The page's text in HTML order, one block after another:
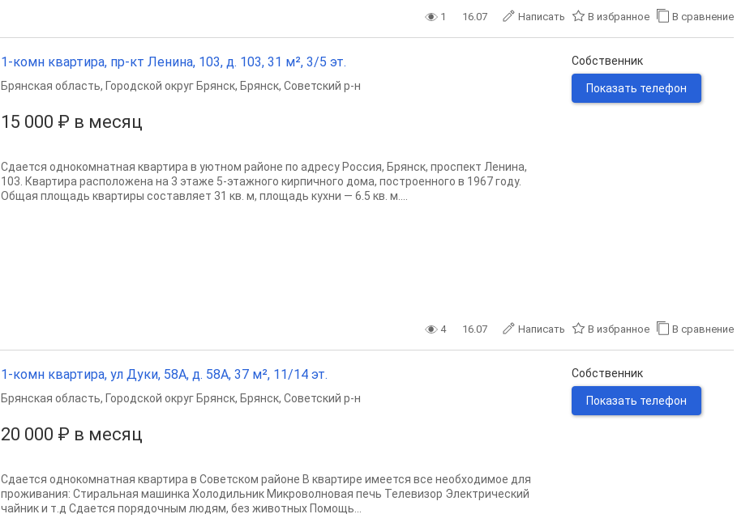
1 16.07 Написать В избранное В сравнение
1-комн квартира, пр-кт Ленина, 103, д. 103, 31 м², 3/5 эт.
15 000 ₽ в месяц
Брянская область, Городской округ Брянск, Брянск, Советский р-н
Сдается однокомнатная квартира в уютном районе по адресу Россия, Брянск, проспект Ленина,
103. Квартира расположена на 3 этаже 5-этажного кирпичного дома, построенного в 1967 году.
Общая площадь квартиры составляет 31 кв. м, площадь кухни — 6.5 кв. м....
Собственник
Показать телефон
4 16.07 Написать В избранное В сравнение
1-комн квартира, ул Дуки, 58А, д. 58А, 37 м², 11/14 эт.
20 000 ₽ в месяц
Брянская область, Городской округ Брянск, Брянск, Советский р-н
Сдается однокомнатная квартира в Советском районе В квартире имеется все необходимое для
проживания: Стиральная машинка Холодильник Микроволновая печь Телевизор Электрический
чайник и т.д Сдается порядочным людям, без животных Помощь...
Собственник
Показать телефон